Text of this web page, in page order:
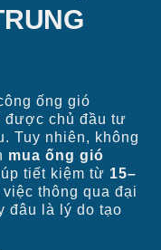
ống gió
được chủ đầu tư
Tuy nhiên, không
mua ống gió
tiết kiệm từ 15–
thông qua đại
đâu là lý do tạo